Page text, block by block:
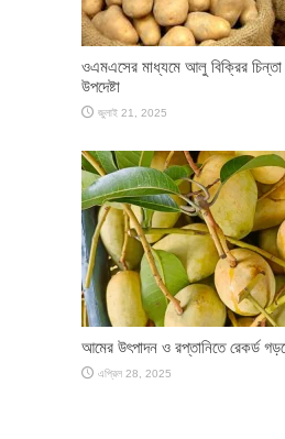
ওএমএসের মাধ্যমে আলু বিক্রির
উপদেষ্টা
জুলাই 21, 2025
আমের উৎপাদন ও রপ্তানিতে রেকর্ড
এপ্রিল 28, 2025